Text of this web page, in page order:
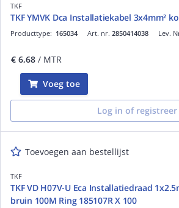
TKF
TKF YMVK Dca Installatiekabel 3x4mm²
Art. nr. 2850414038
Producttype: 165034 Lev.
€ 6,68 / MTR
Voeg toe
Log in of registreer
Toevoegen aan bestellijst
TKF
TKF VD H07V-U Eca Installatiedraad
bruin 100M Ring 185107R X 100